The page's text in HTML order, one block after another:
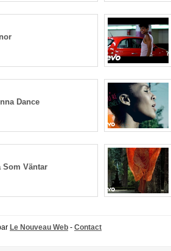
Dance
Som Väntar
Le Nouveau Web - Contact